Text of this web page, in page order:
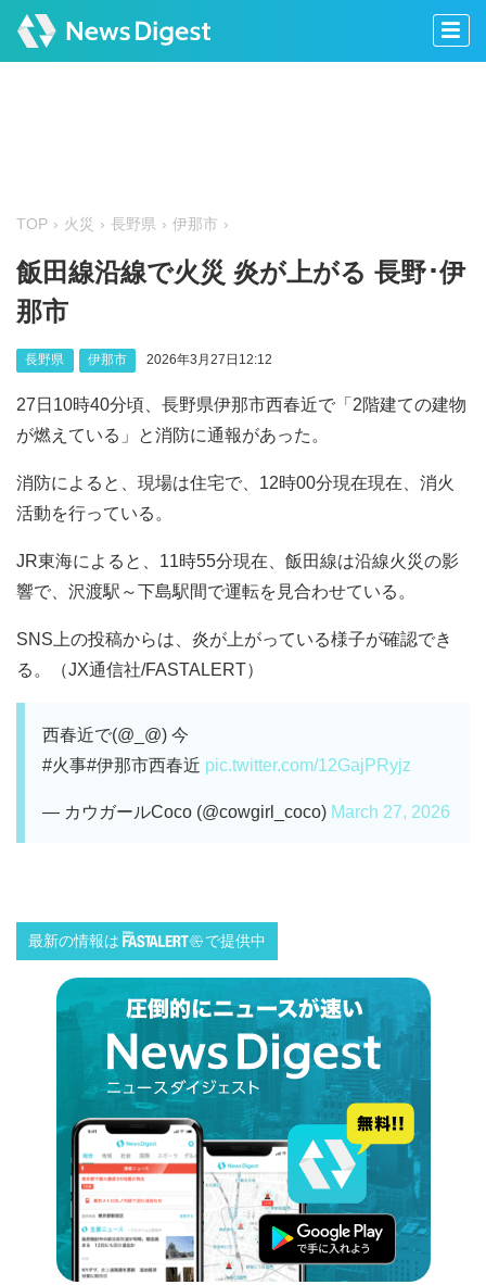
TOP 火災 長野県 伊那市
飯田線沿線で火災 炎が上がる 長野･伊
那市
長野県 伊那市 2026年3月27日12:12
27日10時40分頃、長野県伊那市西春近で「2階建ての建物
が燃えている」と消防に通報があった。
消防によると、現場は住宅で、12時00分現在現在、消火
活動を行っている。
JR東海によると、11時55分現在、飯田線は沿線火災の影
響で、沢渡駅～下島駅間で運転を見合わせている。
SNS上の投稿からは、炎が上がっている様子が確認でき
る。（JX通信社/FASTALERT）
西春近で(@_@) 今
#火事#伊那市西春近 pic.twitter.com/12GajPRyjz
— カウガールCoco (@cowgirl_coco) March 27, 2026
最新の情報は で提供中